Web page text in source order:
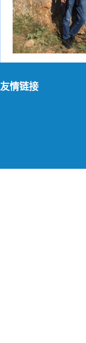
友情链接